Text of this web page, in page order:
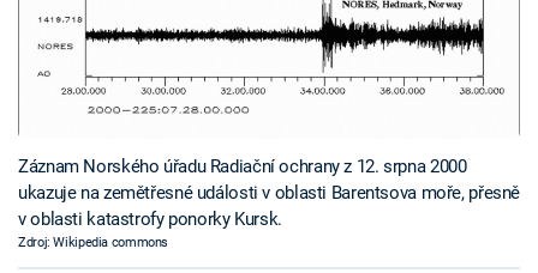
Záznam Norského úřadu Radiační ochrany z 12. srpna 2000
ukazuje na zemětřesné události v oblasti Barentsova moře, přesně
v oblasti katastrofy ponorky Kursk.
Zdroj: Wikipedia commons